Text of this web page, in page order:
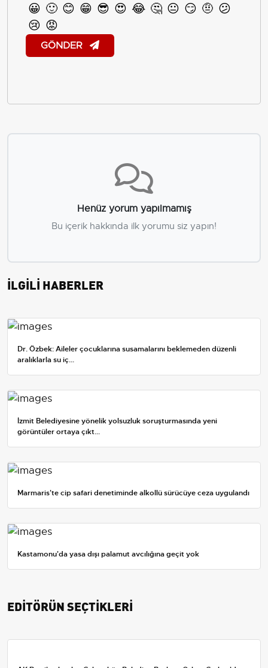
😀 🙂 😊 😁 😎 😍 😂 🤔 😐 😏 🤨 😕
😢 😡
GÖNDER
Henüz yorum yapılmamış
Bu içerik hakkında ilk yorumu siz yapın!
İLGİLİ HABERLER
Dr. Özbek: Aileler çocuklarına susamalarını beklemeden düzenli
aralıklarla su iç...
İzmit Belediyesine yönelik yolsuzluk soruşturmasında yeni
görüntüler ortaya çıkt...
Marmaris'te cip safari denetiminde alkollü sürücüye ceza uygulandı
Kastamonu'da yasa dışı palamut avcılığına geçit yok
EDİTÖRÜN SEÇTİKLERİ